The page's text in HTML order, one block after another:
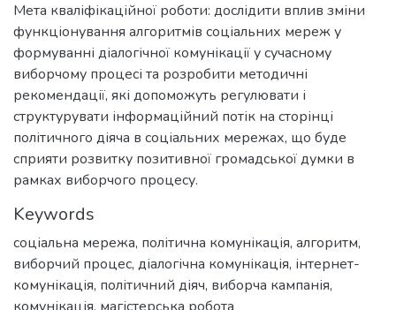
Мета кваліфікаційної роботи: дослідити вплив зміни
функціонування алгоритмів соціальних мереж у
формуванні діалогічної комунікації у сучасному
виборчому процесі та розробити методичні
рекомендації, які допоможуть регулювати і
структурувати інформаційний потік на сторінці
політичного діяча в соціальних мережах, що буде
сприяти розвитку позитивної громадської думки в
рамках виборчого процесу.
Keywords
соціальна мережа, політична комунікація, алгоритм,
виборчий процес, діалогічна комунікація, інтернет-
комунікація, політичний діяч, виборча кампанія,